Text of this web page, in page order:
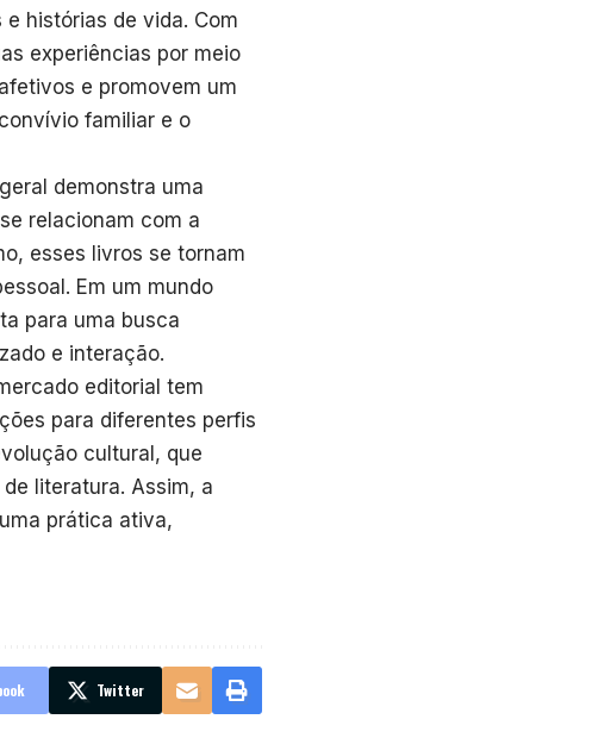
histórias de vida. Com
experiências por meio
e promovem um
familiar e o
demonstra uma
relacionam com a
esses livros se tornam
Em um mundo
para uma busca
e interação.
editorial tem
para diferentes perfis
cultural, que
literatura. Assim, a
prática ativa,
Twitter